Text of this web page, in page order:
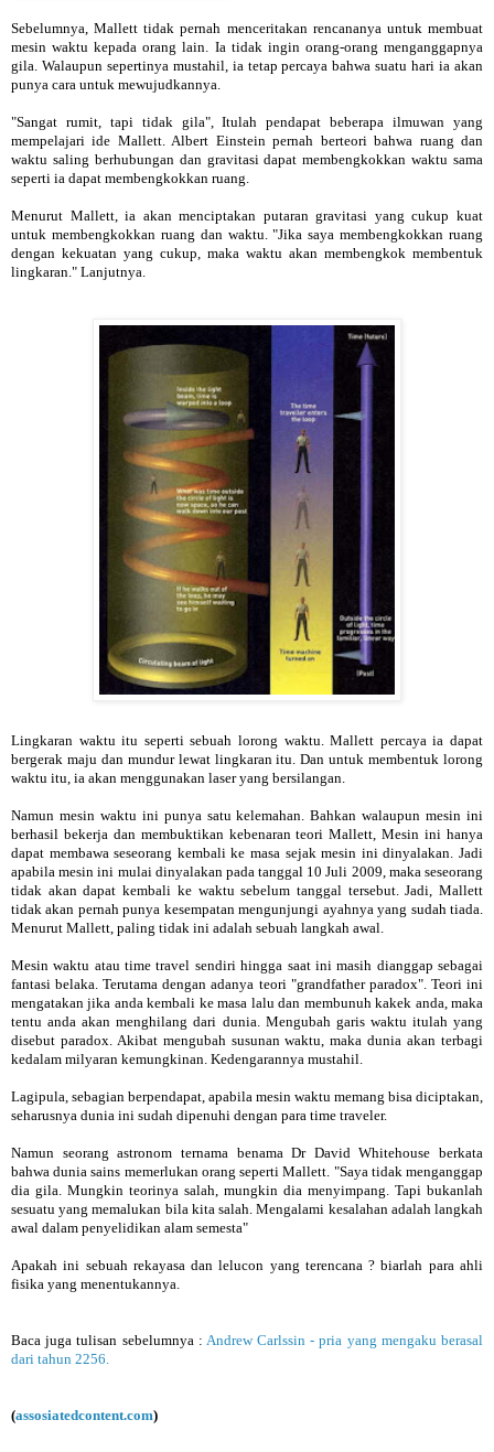
Sebelumnya, Mallett tidak pernah menceritakan rencananya untuk membuat
mesin waktu kepada orang lain. Ia tidak ingin orang-orang menganggapnya
gila. Walaupun sepertinya mustahil, ia tetap percaya bahwa suatu hari ia akan
punya cara untuk mewujudkannya.
"Sangat rumit, tapi tidak gila", Itulah pendapat beberapa ilmuwan yang
mempelajari ide Mallett. Albert Einstein pernah berteori bahwa ruang dan
waktu saling berhubungan dan gravitasi dapat membengkokkan waktu sama
seperti ia dapat membengkokkan ruang.
Menurut Mallett, ia akan menciptakan putaran gravitasi yang cukup kuat
untuk membengkokkan ruang dan waktu. "Jika saya membengkokkan ruang
dengan kekuatan yang cukup, maka waktu akan membengkok membentuk
lingkaran." Lanjutnya.
Lingkaran waktu itu seperti sebuah lorong waktu. Mallett percaya ia dapat
bergerak maju dan mundur lewat lingkaran itu. Dan untuk membentuk lorong
waktu itu, ia akan menggunakan laser yang bersilangan.
Namun mesin waktu ini punya satu kelemahan. Bahkan walaupun mesin ini
berhasil bekerja dan membuktikan kebenaran teori Mallett, Mesin ini hanya
dapat membawa seseorang kembali ke masa sejak mesin ini dinyalakan. Jadi
apabila mesin ini mulai dinyalakan pada tanggal 10 Juli 2009, maka seseorang
tidak akan dapat kembali ke waktu sebelum tanggal tersebut. Jadi, Mallett
tidak akan pernah punya kesempatan mengunjungi ayahnya yang sudah tiada.
Menurut Mallett, paling tidak ini adalah sebuah langkah awal.
Mesin waktu atau time travel sendiri hingga saat ini masih dianggap sebagai
fantasi belaka. Terutama dengan adanya teori "grandfather paradox". Teori ini
mengatakan jika anda kembali ke masa lalu dan membunuh kakek anda, maka
tentu anda akan menghilang dari dunia. Mengubah garis waktu itulah yang
disebut paradox. Akibat mengubah susunan waktu, maka dunia akan terbagi
kedalam milyaran kemungkinan. Kedengarannya mustahil.
Lagipula, sebagian berpendapat, apabila mesin waktu memang bisa diciptakan,
seharusnya dunia ini sudah dipenuhi dengan para time traveler.
Namun seorang astronom ternama benama Dr David Whitehouse berkata
bahwa dunia sains memerlukan orang seperti Mallett. "Saya tidak menganggap
dia gila. Mungkin teorinya salah, mungkin dia menyimpang. Tapi bukanlah
sesuatu yang memalukan bila kita salah. Mengalami kesalahan adalah langkah
awal dalam penyelidikan alam semesta"
Apakah ini sebuah rekayasa dan lelucon yang terencana ? biarlah para ahli
fisika yang menentukannya.
Baca juga tulisan sebelumnya : Andrew Carlssin - pria yang mengaku berasal
dari tahun 2256.
(assosiatedcontent.com)